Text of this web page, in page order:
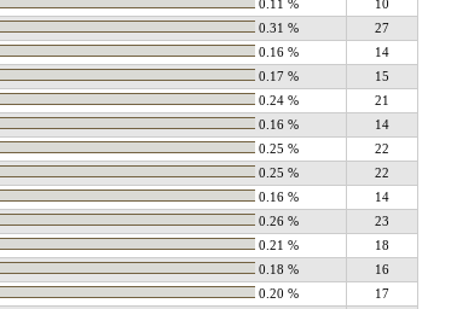
0.11 %
10
0.31 %
27
0.16 %
14
0.17 %
15
0.24 %
21
0.16 %
14
0.25 %
22
0.25 %
22
0.16 %
14
0.26 %
23
0.21 %
18
0.18 %
16
0.20 %
17